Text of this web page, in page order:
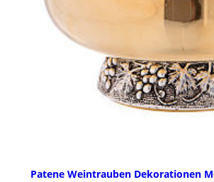
Patene Weintrauben Dekorationen